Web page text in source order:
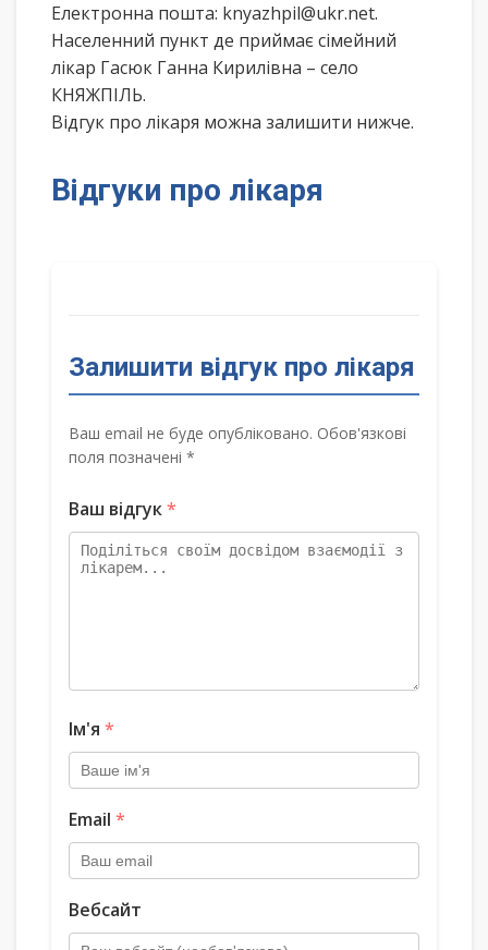
Електронна пошта: knyazhpil@ukr.net.
Населенний пункт де приймає сімейний
лікар Гасюк Ганна Кирилівна – село
КНЯЖПІЛЬ.
Відгук про лікаря можна залишити нижче.
Відгуки про лікаря
Залишити відгук про лікаря
Ваш email не буде опубліковано. Обов'язкові
поля позначені *
Ваш відгук*
Ім'я *
Email *
Вебсайт